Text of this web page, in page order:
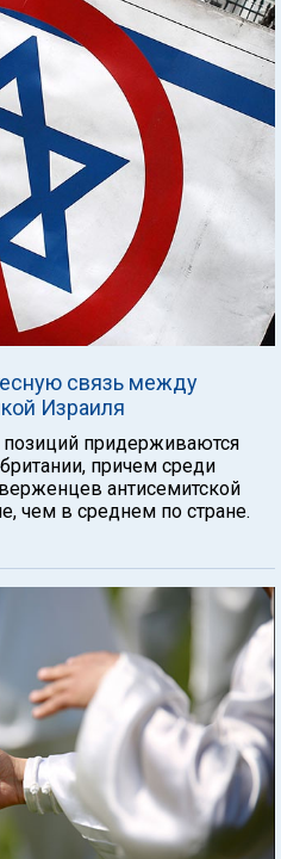
связь между
Израиля
позиций придерживаются
причем среди
антисемитской
чем в среднем по стране.